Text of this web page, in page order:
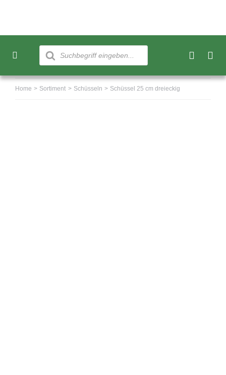
content
Products
search
Toggle
Neu
Home Sortiment Schüsseln Schüssel 25 cm dreieckig